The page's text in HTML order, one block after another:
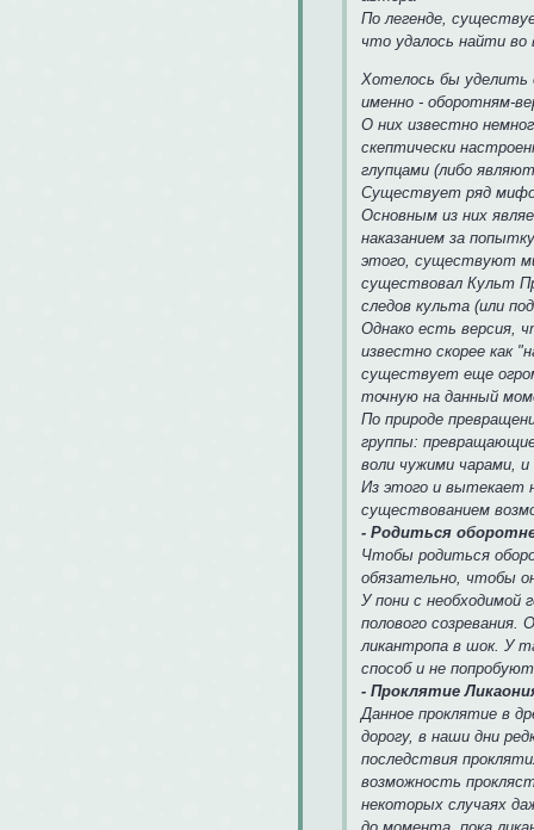
По легенде,
что удалось найти
Хотелось бы уделить
именно - оборотням-
О них известно
скептически
глупцами (либо
Существует ряд
Основным из них
наказанием за
этого, существуют
существовал Культ
следов культа (или
Однако есть версия,
известно скорее как
существует еще
точную на данный
По природе
группы:
воли чужими чарами,
Из этого и вытекает
существованием
- Родиться
Чтобы родиться
обязательно, чтобы
У пони с необходимой
полового
ликантропа в шок. У
способ и не
- Проклятие
Данное проклятие в
дорогу, в наши дни
последствия
возможность
некоторых случаях